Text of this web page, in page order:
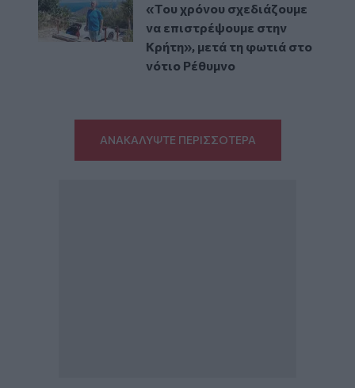
«Του χρόνου σχεδιάζουμε
να επιστρέψουμε στην
Κρήτη», μετά τη φωτιά στο
νότιο Ρέθυμνο
ΑΝΑΚΑΛΥΨΤΕ ΠΕΡΙΣΣΟΤΕΡΑ